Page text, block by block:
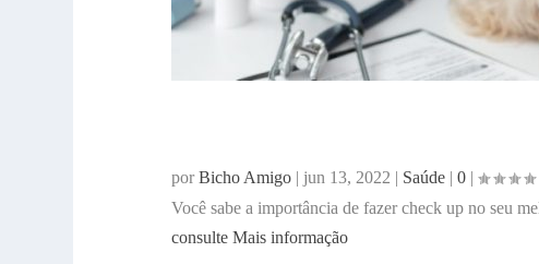
porBicho Amigo| jun 13, 2022 | Saúde| 0 |
Você sabe a importância de fazer check up no seu
consulte Mais informação